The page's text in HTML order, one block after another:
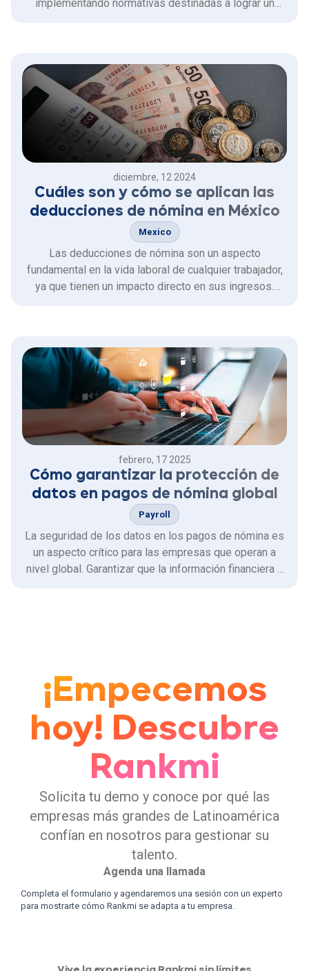
implementando normativas destinadas a lograr un
diciembre, 12 2024
Cuáles son y cómo se aplican las
deducciones de nómina en México
Mexico
Las deducciones de nómina son un aspecto
fundamental en la vida laboral de cualquier trabajador,
ya que tienen un impacto directo en sus ingresos.
social del …
febrero, 17 2025
Cómo garantizar la protección de
datos en pagos de nómina global
Payroll
La seguridad de los datos en los pagos de nómina es
un aspecto crítico para las empresas que operan a
nivel global. Garantizar que la información financiera y
¡Empecemos
hoy! Descubre
Rankmi
Solicita tu demo y conoce por qué las
empresas más grandes de Latinoamérica
confían en nosotros para gestionar su
talento.
Agenda una llamada
Completa el formulario y agendaremos una sesión con un experto
para mostrarte cómo Rankmi se adapta a tu empresa.